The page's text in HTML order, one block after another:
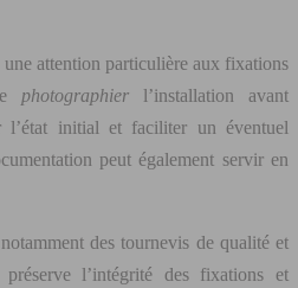
attention particulière aux fixations
photographier l’installation avant
l’état initial et faciliter un éventuel
peut également servir en
des tournevis de qualité et
l’intégrité des fixations et